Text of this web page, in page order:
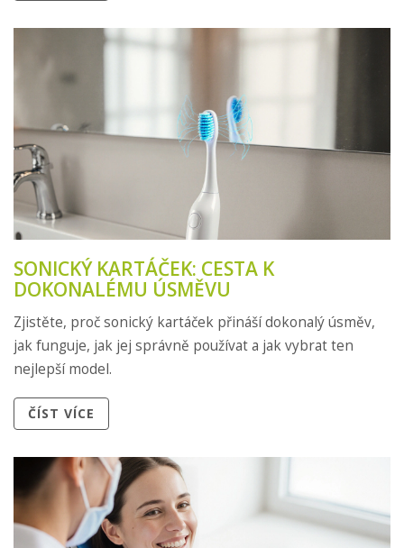
SONICKÝ KARTÁČEK: CESTA K
DOKONALÉMU ÚSMĚVU
Zjistěte, proč sonický kartáček přináší dokonalý úsměv,
jak funguje, jak jej správně používat a jak vybrat ten
nejlepší model.
ČÍST VÍCE